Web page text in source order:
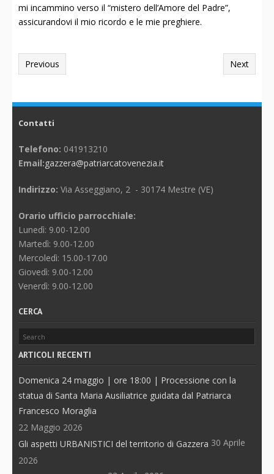
mi incammino verso il “mistero dell’Amore del Padre”,
assicurandovi il mio ricordo e le mie preghiere.
Previous Next
Contatti
Telefono: 041913210
Email:gazzera@patriarcatovenezia.it
Indirizzo: Via Asseggiano, 2 - 30174 Mestre (VE)
Orario ufficio parrocchiale:
Lunedì: 9.00-12.00
Martedì: 9.00-12.00
Mercoledì: 15.00-17.00
Giovedì: 9.00-12.00
Venerdì: 9.00-12.00
CERCA
ARTICOLI RECENTI
Domenica 24 maggio | ore 18:00 | Processione con la
statua di Santa Maria Ausiliatrice guidata dal Patriarca
Francesco Moraglia
22 Maggio 2026
Gli aspetti URBANISTICI del territorio di Gazzera 30 Aprile
2026